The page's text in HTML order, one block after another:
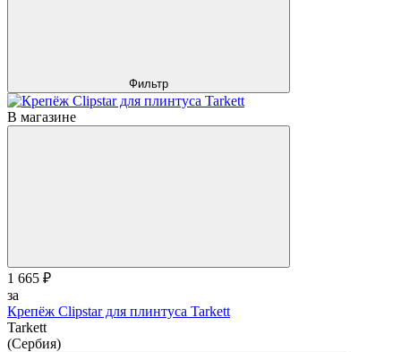
Фильтр
В магазине
1 665 ₽
за
Крепёж Clipstar для плинтуса Tarkett
Tarkett
(Сербия)